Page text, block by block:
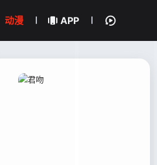
动漫 APP